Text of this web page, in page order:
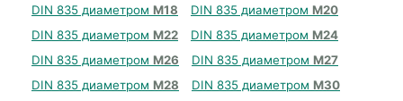
DIN 835 диаметром М18 DIN 835 диаметром М20
DIN 835 диаметром М22 DIN 835 диаметром М24
DIN 835 диаметром М26 DIN 835 диаметром М27
DIN 835 диаметром М28 DIN 835 диаметром М30